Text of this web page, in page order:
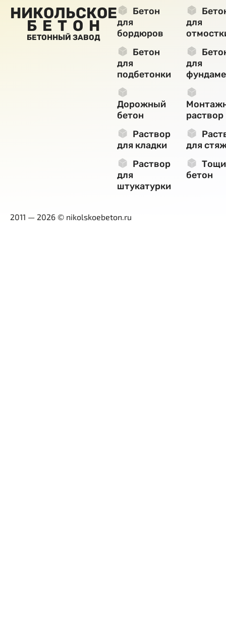
НИКОЛЬСКОЕ
БЕТОН
БЕТОННЫЙ ЗАВОД
Бетон
для
бордюров
для
Бетон
для
подбетонки
для
Дорожный
бетон
раствор
Раствор
для кладки
для
Раствор
для
штукатурки
бетон
2011 — 2026 © nikolskoebeton.ru